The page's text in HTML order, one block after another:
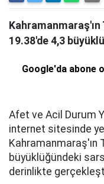
19.38'de 4,3
Google'da abone
Afet ve Acil Durum
internet sitesinde
Kahramanmaraş'ın
büyüklüğündeki
derinlikte